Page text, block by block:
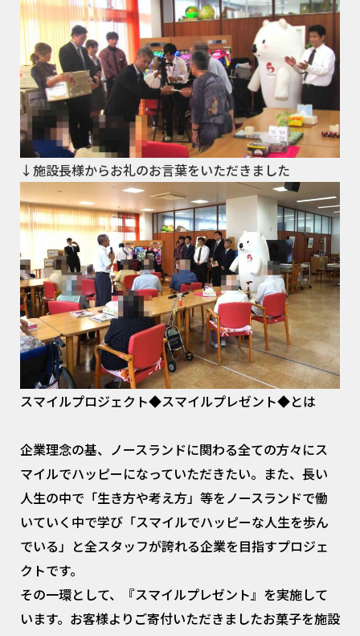
↓施設長様からお礼のお言葉をいただきました
スマイルプロジェクト◆スマイルプレゼント◆とは
企業理念の基、ノースランドに関わる全ての方々にス
マイルでハッピーになっていただきたい。また、長い
人生の中で「生き方や考え方」等をノースランドで働
いていく中で学び「スマイルでハッピーな人生を歩ん
でいる」と全スタッフが誇れる企業を目指すプロジェ
クトです。
その一環として、『スマイルプレゼント』を実施して
います。お客様よりご寄付いただきましたお菓子を施設